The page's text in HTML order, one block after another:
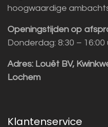
hoogwaardige
Openingstijden op
Donderdag: 8:30 – 16:00
Adres: Louët BV,
Lochem
Klantenservice